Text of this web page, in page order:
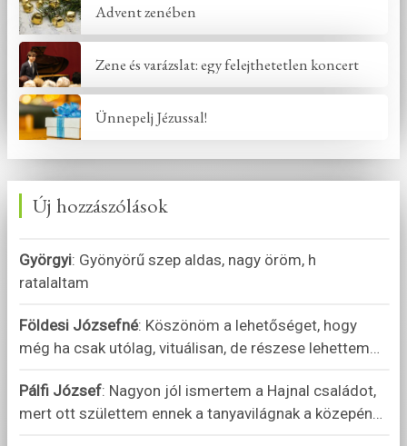
Advent zenében
Zene és varázslat: egy felejthetetlen koncert
Ünnepelj Jézussal!
Új hozzászólások
Györgyi: Gyönyörű szep aldas, nagy öröm, h
ratalaltam
Földesi Józsefné: Köszönöm a lehetőséget, hogy
még ha csak utólag, vituálisan, de részese lehettem…
Pálfi József: Nagyon jól ismertem a Hajnal családot,
mert ott születtem ennek a tanyavilágnak a közepén…